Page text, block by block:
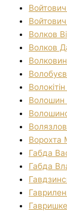
Волков
Волков
Волошин
Ворохта
Габда
Габда